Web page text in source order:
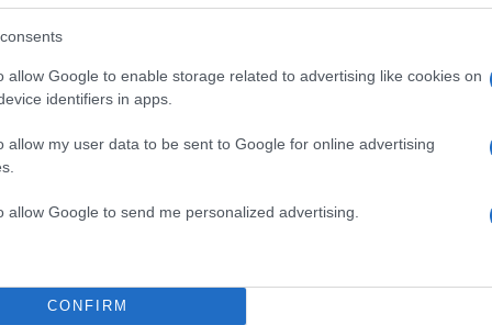
allow Google to enable storage related to advertising like cookies on
identifiers in apps.
allow my user data to be sent to Google for online advertising
allow Google to send me personalized advertising.
CONFIRMγια τη 13η σύνταξη, το